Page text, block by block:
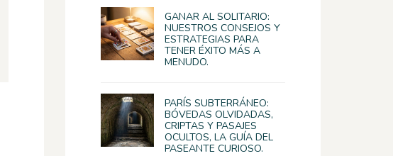
GANAR AL SOLITARIO:
NUESTROS CONSEJOS Y
ESTRATEGIAS PARA
TENER ÉXITO MÁS A
MENUDO.
PARÍS SUBTERRÁNEO:
BÓVEDAS OLVIDADAS,
CRIPTAS Y PASAJES
OCULTOS, LA GUÍA DEL
PASEANTE CURIOSO.